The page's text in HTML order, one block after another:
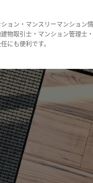
ョン・マンスリーマンション
物取引士・マンション管理
にも便利です。